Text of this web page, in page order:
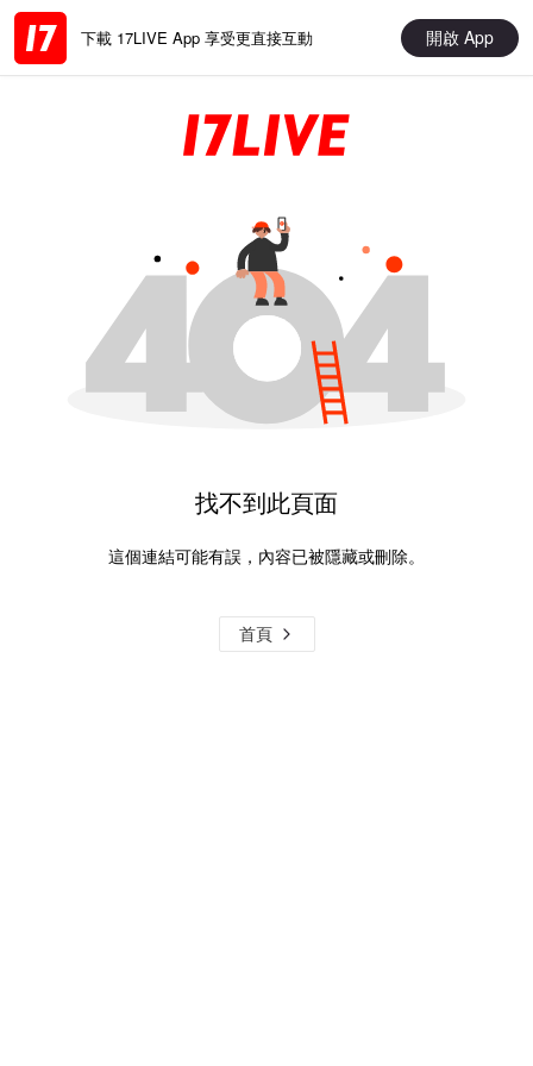
下載 17LIVE App 享受更直接互動 開啟 App
找不到此頁面
這個連結可能有誤，內容已被隱藏或刪除。
首頁